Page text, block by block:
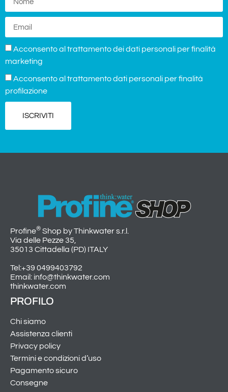
Acconsento al trattamento dei dati personali per finalità
marketing
Acconsento al trattamento dati personali per finalità
profilazione
ISCRIVITI
Profine® Shop by Thinkwater s.r.l.
Via delle Pezze 35,
35013 Cittadella (PD) ITALY
Tel:+39 0499403792
Email: info@thinkwater.com
thinkwater.com
PROFILO
Chi siamo
Assistenza clienti
Privacy policy
Termini e condizioni d’uso
Pagamento sicuro
Consegne